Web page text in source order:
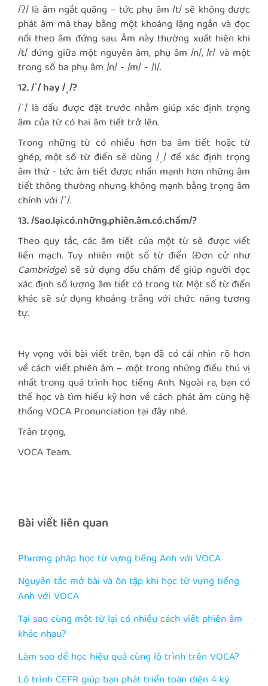
/ʔ/ là âm ngắt quãng – tức phụ âm /t/ sẽ không được
phát âm mà thay bằng một khoảng lặng ngắn và đọc
nối theo âm đứng sau. Âm này thường xuất hiện khi
/t/ đứng giữa một nguyên âm, phụ âm /n/, /r/ và một
trong số ba phụ âm /n/ - /m/ - /l/.
12. /ˈ/ hay /ˌ/?
/ˈ/ là dấu được đặt trước nhằm giúp xác định trọng
âm của từ có hai âm tiết trở lên.
Trong những từ có nhiều hơn ba âm tiết hoặc từ
ghép, một số từ điển sẽ dùng /ˌ/ để xác định trọng
âm thứ - tức âm tiết được nhấn mạnh hơn những âm
tiết thông thường nhưng không mạnh bằng trọng âm
chính với /ˈ/.
13. /Sao.lại.có.những.phiên.âm.có.chấm/?
Theo quy tắc, các âm tiết của một từ sẽ được viết
liền mạch. Tuy nhiên một số từ điển (Đơn cử như
Cambridge) sẽ sử dụng dấu chấm để giúp người đọc
xác định số lượng âm tiết có trong từ. Một số từ điển
khác sẽ sử dụng khoảng trắng với chức năng tương
tự.
Hy vọng với bài viết trên, bạn đã có cái nhìn rõ hơn
về cách viết phiên âm – một trong những điều thú vị
nhất trong quá trình học tiếng Anh. Ngoài ra, bạn có
thể học và tìm hiểu kỹ hơn về cách phát âm cùng hệ
thống VOCA Pronunciation tại đây nhé.
Trân trọng,
VOCA Team.
Bài viết liên quan
Phương pháp học từ vựng tiếng Anh với VOCA
Nguyên tắc mở bài và ôn tập khi học từ vựng tiếng
Anh với VOCA
Tại sao cùng một từ lại có nhiều cách viết phiên âm
khác nhau?
Làm sao để học hiệu quả cùng lộ trình trên VOCA?
Lộ trình CEFR giúp bạn phát triển toàn diện 4 kỹ